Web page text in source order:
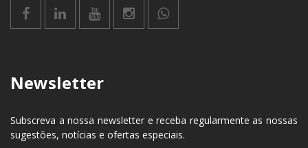
Newsletter
Subscreva a nossa newsletter e receba regularmente as nossas
sugestões, notícias e ofertas especiais.